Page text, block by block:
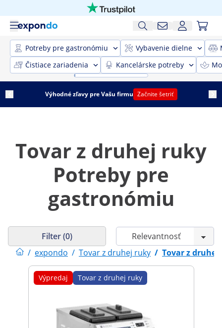
Potreby pre gastronómiu Vybavenie dielne
Čistiace zariadenia
Kancelárske potreby
Výhodné zľavy pre Vašu firmu Začnite šetriť
Tovar z druhej ruky
Potreby pre
gastronómiu
/ expondo / Tovar z druhej ruky / Tovar z
Filter (0)
Výpredaj Tovar z druhej ruky